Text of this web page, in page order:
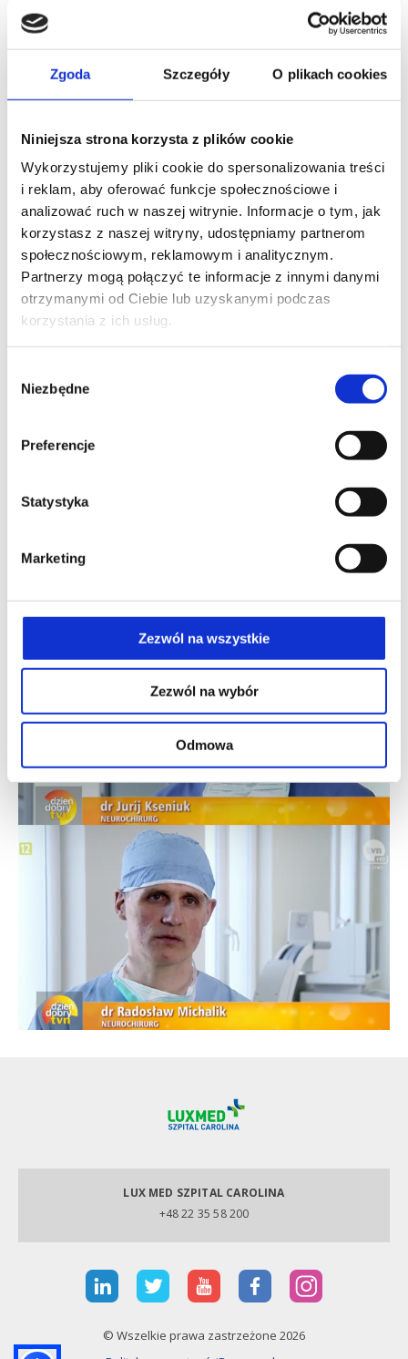
Zgoda Szczegóły O plikach cookies
Niniejsza strona korzysta z plików cookie
Wykorzystujemy pliki cookie do spersonalizowania treści
i reklam, aby oferować funkcje społecznościowe i
analizować ruch w naszej witrynie. Informacje o tym, jak
korzystasz z naszej witryny, udostępniamy partnerom
społecznościowym, reklamowym i analitycznym.
Partnerzy mogą połączyć te informacje z innymi danymi
otrzymanymi od Ciebie lub uzyskanymi podczas
korzystania z ich usług.
zgody
Niezbędne
Preferencje
Statystyka
Marketing
Zezwól na wszystkie
Zezwól na wybór
Odmowa
czym jest przepuklina krążka międzykręgowego, jakie
są jej przyczyny, oraz wyjaśnił na czym polega zabieg z
użyciem systemu małoinwazyjnej chirurgii kręgosłupa
joimax®.
Link do emisji programu.
LUX MED SZPITAL CAROLINA
+48 22 35 58 200
© Wszelkie prawa zastrzeżone 2026